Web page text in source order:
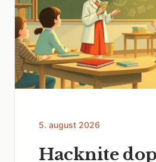
5. august 2026
Hacknite